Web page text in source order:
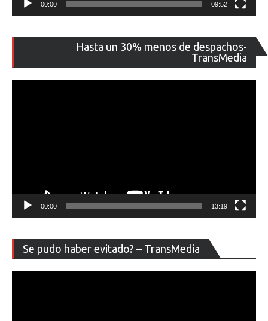
00:00 09:52
Hasta un 30% menos de despachos-
TransMedia
de
00:00 13:19
Se pudo haber evitado? – TransMedia
de